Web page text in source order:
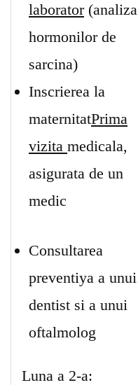
laborator(analiza
hormonilor de
sarcina)
Inscrierea la
maternitatPrima
vizita medicala,
asigurata de un
medic
Consultarea
preventiya a unui
dentist si a unui
oftalmolog
Luna a 2-a: